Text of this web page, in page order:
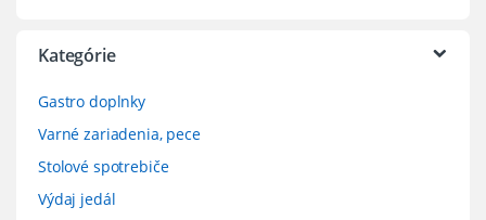
Kategórie
Gastro doplnky
Varné zariadenia, pece
Stolové spotrebiče
Výdaj jedál